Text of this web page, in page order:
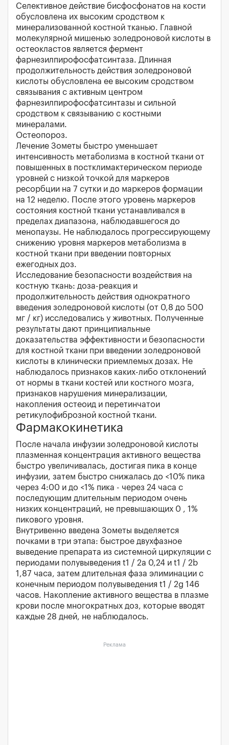
Селективное действие бисфосфонатов на кости
обусловлена их высоким сродством к
минерализованной костной тканью. Главной
молекулярной мишенью золедроновой кислоты в
остеокластов является фермент
фарнезилпирофосфатсинтаза. Длинная
продолжительность действия золедроновой
кислоты обусловлена ее высоким сродством
связывания с активным центром
фарнезилпирофосфатсинтазы и сильной
сродством к связыванию с костными
минералами.
Остеопороз.
Лечение Зометы быстро уменьшает
интенсивность метаболизма в костной ткани от
повышенных в постклимактерическом периоде
уровней с низкой точкой для маркеров
ресорбции на 7 сутки и до маркеров формации
на 12 неделю. После этого уровень маркеров
состояния костной ткани устанавливался в
пределах диапазона, наблюдавшегося до
менопаузы. Не наблюдалось прогрессирующему
снижению уровня маркеров метаболизма в
костной ткани при введении повторных
ежегодных доз.
Исследование безопасности воздействия на
костную ткань: доза-реакция и
продолжительность действия однократного
введения золедроновой кислоты (от 0,8 до 500
мг / кг) исследовались у животных. Полученные
результаты дают принципиальные
доказательства эффективности и безопасности
для костной ткани при введении золедроновой
кислоты в клинически приемлемых дозах. Не
наблюдалось признаков каких-либо отклонений
от нормы в ткани костей или костного мозга,
признаков нарушения минерализации,
накопления остеоид и перетинчатои
ретикулофиброзной костной ткани.
Фармакокинетика
После начала инфузии золедроновой кислоты
плазменная концентрация активного вещества
быстро увеличивалась, достигая пика в конце
инфузии, затем быстро снижалась до <10% пика
через 4:00 и до <1% пика - через 24 часа с
последующим длительным периодом очень
низких концентраций, не превышающих 0 , 1%
пикового уровня.
Внутривенно введена Зометы выделяется
почками в три этапа: быстрое двухфазное
выведение препарата из системной циркуляции с
периодами полувыведения t1 / 2a 0,24 и t1 / 2b
1,87 часа, затем длительная фаза элиминации с
конечным периодом полувыведения t1 / 2g 146
часов. Накопление активного вещества в плазме
крови после многократных доз, которые вводят
каждые 28 дней, не наблюдалось.
Реклама